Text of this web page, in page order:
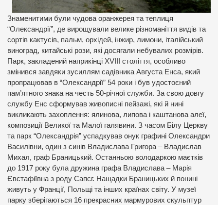
Знаменитими були чудова оранжерея та теплиця
“Олександрії”, де вирощували велике різноманіття видів та
сортів кактусів, пальм, орхідей, інжир, лимони, італійський
виноград, китайські рози, які досягали небувалих розмірів.
Парк, закладений наприкінці XVIII століття, особливо
змінився завдяки зусиллям садівника Августа Енса, який
пропрацював в “Олександрії” 54 роки і був удостоєний
пам’ятного знака на честь 50-річної служби. За свою довгу
службу Енс сформував живописні пейзажі, які й нині
викликають захоплення: ялинова, липова і каштанова алеї,
композиції Великої та Малої галявини. З часом Білу Церкву
та парк “Олександрія” успадкував онук графині Олександри
Василівни, один з синів Владислава Григора – Владислав
Михал, граф Браницький. Останньою володаркою маєтків
до 1917 року була дружина графа Владислава – Марія
Євстафіївна з роду Сапєг. Нащадки Браницьких й понині
живуть у Франції, Польщі та інших країнах світу. У музеї
парку зберігаються 16 прекрасних мармурових скульптур